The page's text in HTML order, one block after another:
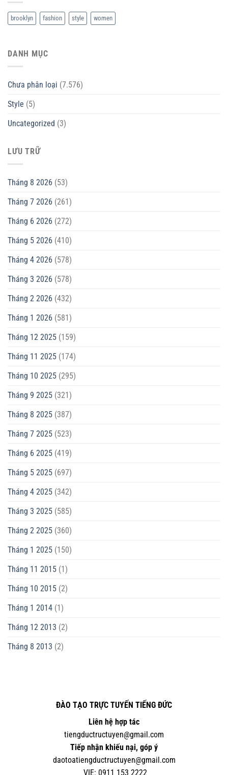
brooklyn fashion style women
DANH MỤC
Chưa phân loại (7.576)
Style (5)
Uncategorized (3)
LƯU TRỮ
Tháng 8 2026 (53)
Tháng 7 2026 (261)
Tháng 6 2026 (272)
Tháng 5 2026 (410)
Tháng 4 2026 (578)
Tháng 3 2026 (578)
Tháng 2 2026 (432)
Tháng 1 2026 (581)
Tháng 12 2025 (159)
Tháng 11 2025 (174)
Tháng 10 2025 (295)
Tháng 9 2025 (321)
Tháng 8 2025 (387)
Tháng 7 2025 (523)
Tháng 6 2025 (419)
Tháng 5 2025 (697)
Tháng 4 2025 (342)
Tháng 3 2025 (585)
Tháng 2 2025 (360)
Tháng 1 2025 (150)
Tháng 11 2015 (1)
Tháng 10 2015 (2)
Tháng 1 2014 (1)
Tháng 12 2013 (2)
Tháng 8 2013 (2)
ĐÀO TẠO TRỰC TUYẾN TIẾNG ĐỨC
Liên hệ hợp tác
tiengductructuyen@gmail.com
Tiếp nhận khiếu nại, góp ý
daotoatiengductructuyen@gmail.com
VIE: 0911 153 2222